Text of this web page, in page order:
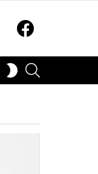
SWITCH
SKIN